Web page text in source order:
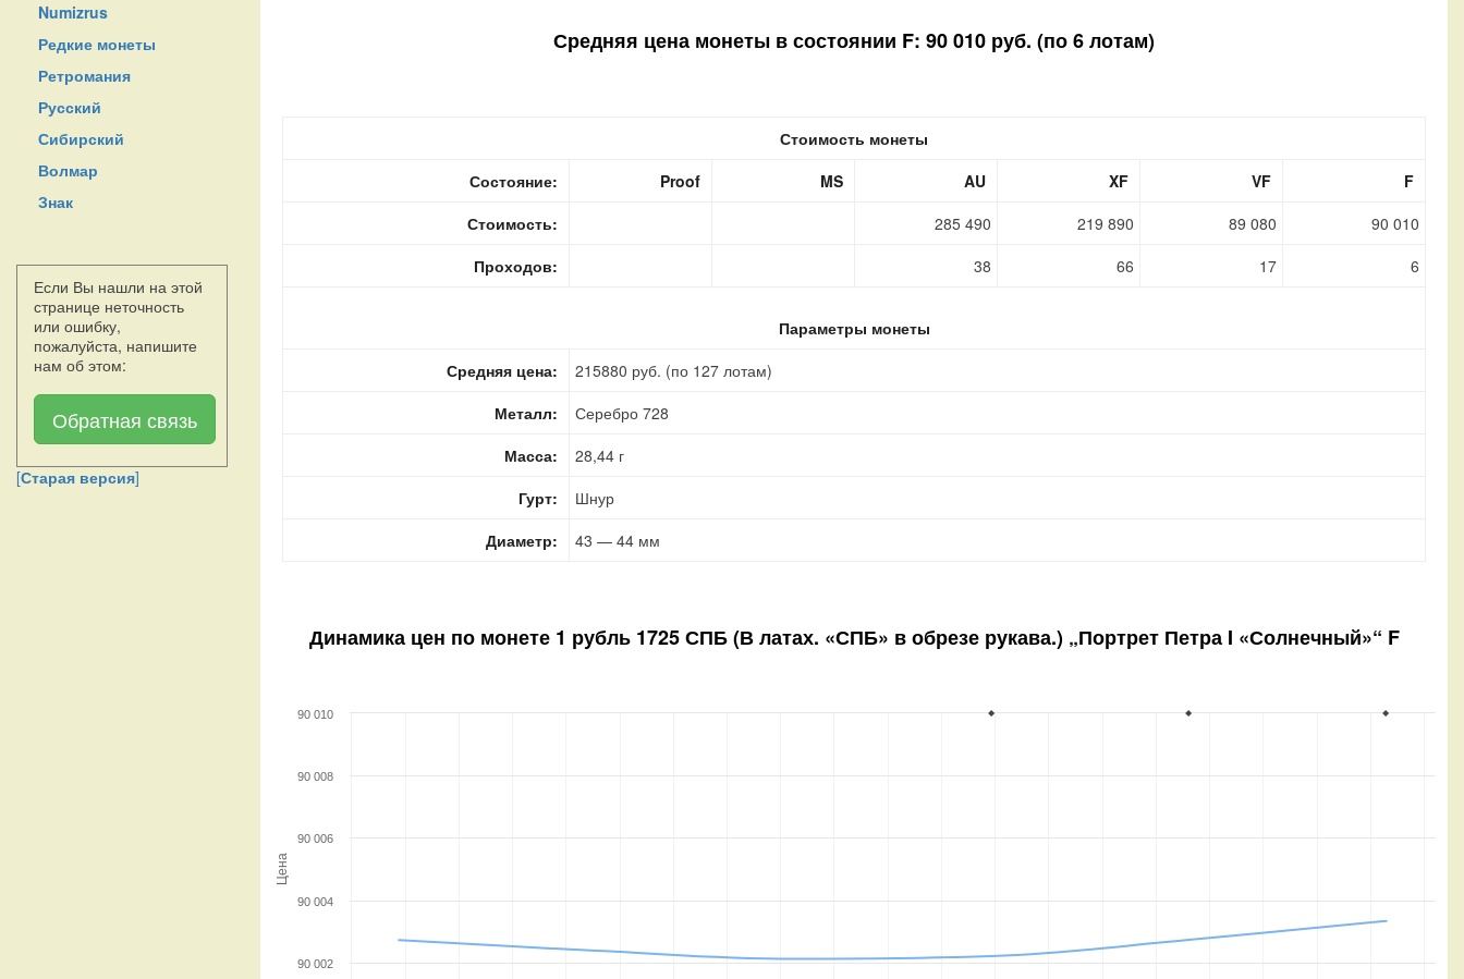
Numizrus
Редкие монеты
Ретромания
Русский
Сибирский
Волмар
Знак
Если Вы нашли на этой
странице неточность
или ошибку,
пожалуйста, напишите
нам об этом:
Обратная связь
[Старая версия]
Средняя цена монеты в состоянии F: 90 010 руб. (по 6 лотам)
Стоимость монеты
Состояние:
Proof MS AU XF VF
F
Стоимость:
285 490 219 890 89 080
90 010
Проходов:
38 66 17 6
Параметры монеты
Средняя цена:
215880 руб. (по 127 лотам)
Металл:
Серебро 728
Масса:
28,44 г
Гурт:
Шнур
Диаметр:
43 — 44 мм
Динамика цен по монете 1 рубль 1725 СПБ (В латах. «СПБ» в обрезе рукава.) „Портрет Петра I «Солнечный»“ F
Цена
90 002
90 004
90 006
90 008
90 010